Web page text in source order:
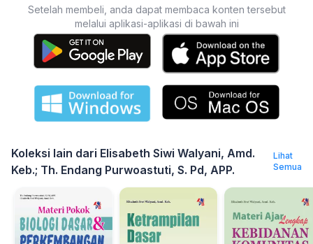
Setelah membeli, anda dapat membaca konten tersebut
melalui aplikasi-aplikasi di bawah ini
Koleksi lain dari Elisabeth Siwi Walyani, Amd.
Keb.; Th. Endang Purwoastuti, S. Pd, APP.
Lihat
Semua